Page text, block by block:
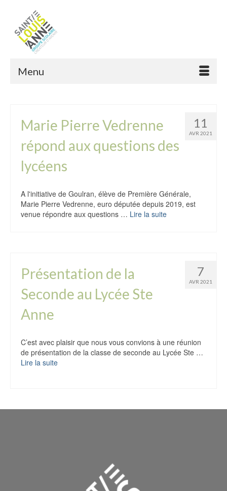
Menu
11
AVR 2021
Marie Pierre Vedrenne
répond aux questions des
lycéens
A l'initiative de Goulran, élève de Première Générale,
Marie Pierre Vedrenne, euro députée depuis 2019, est
venue répondre aux questions … Lire la suite
7
AVR 2021
Présentation de la
Seconde au Lycée Ste
Anne
C’est avec plaisir que nous vous convions à une réunion
de présentation de la classe de seconde au Lycée Ste …
Lire la suite